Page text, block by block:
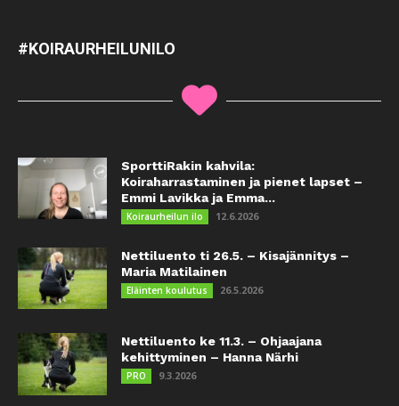
#KOIRAURHEILUNILO
SporttiRakin kahvila:
Koiraharrastaminen ja pienet lapset –
Emmi Lavikka ja Emma...
Koiraurheilun ilo 12.6.2026
Nettiluento ti 26.5. – Kisajännitys –
Maria Matilainen
Eläinten koulutus 26.5.2026
Nettiluento ke 11.3. – Ohjaajana
kehittyminen – Hanna Närhi
PRO 9.3.2026